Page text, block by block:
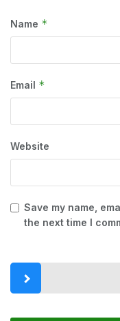
Name *
Email *
Website
Save my name,
the next time I